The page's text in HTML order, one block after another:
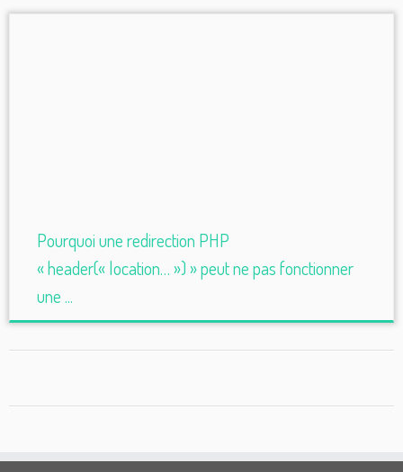
Pourquoi une redirection PHP
« header(« location… ») » peut ne pas fonctionner
une ...